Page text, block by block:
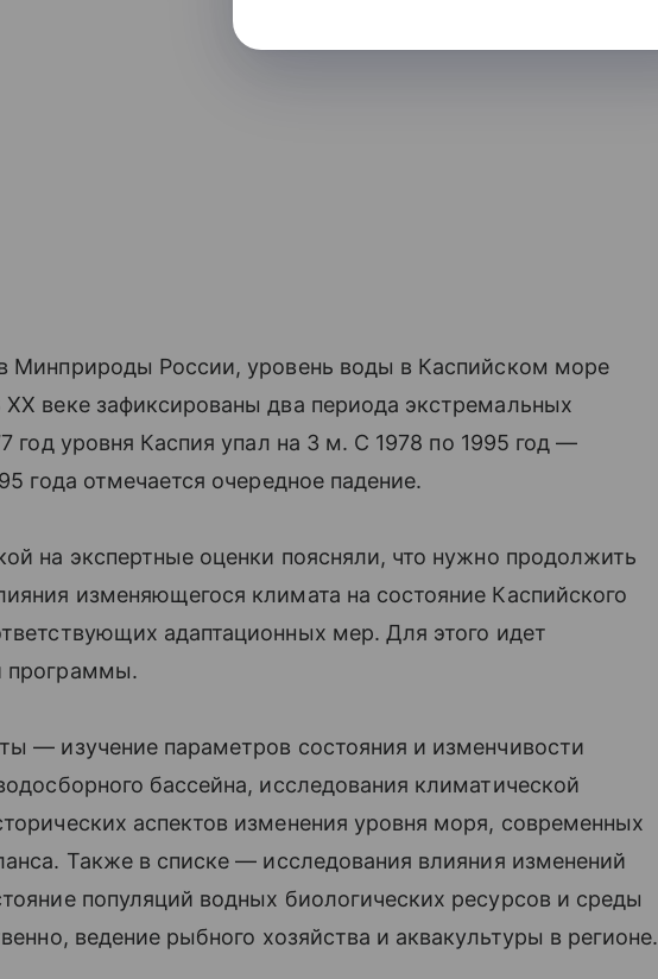
Минприроды России, уровень воды в Каспийском море
веке зафиксированы два периода экстремальных
год уровня Каспия упал на 3 м. С 1978 по 1995 год —
года отмечается очередное падение.
на экспертные оценки поясняли, что нужно продолжить
изменяющегося климата на состояние Каспийского
адаптационных мер. Для этого идет
программы.
— изучение параметров состояния и изменчивости
бассейна, исследования климатической
аспектов изменения уровня моря, современных
Также в списке — исследования влияния изменений
популяций водных биологических ресурсов и среды
ведение рыбного хозяйства и аквакультуры в регионе.